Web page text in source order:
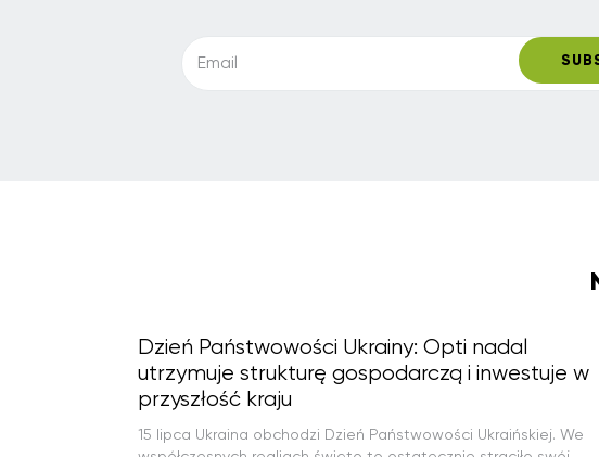
Email
Dzień Państwowości Ukrainy: Opti nadal
utrzymuje strukturę gospodarczą i inwestuje w
przyszłość kraju
15 lipca Ukraina obchodzi Dzień Państwowości Ukraińskiej. We